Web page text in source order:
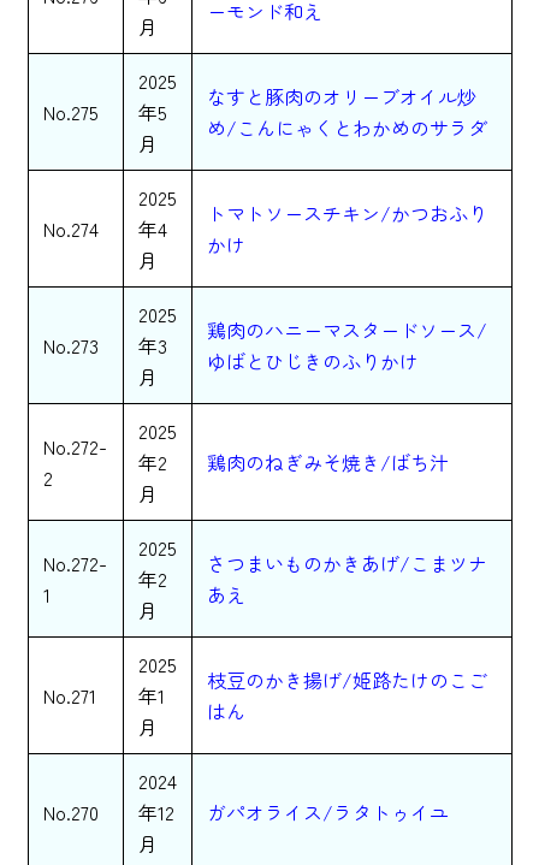
月
ーモンド和え
No.275
2025
年5
月
なすと豚肉のオリーブオイル炒
め/こんにゃくとわかめのサラダ
No.274
2025
年4
月
トマトソースチキン/かつおふり
かけ
No.273
2025
年3
月
鶏肉のハニーマスタードソース/
ゆばとひじきのふりかけ
No.272-
2
2025
年2
月
鶏肉のねぎみそ焼き/ばち汁
No.272-
1
2025
年2
月
さつまいものかきあげ/こまツナ
あえ
No.271
2025
年1
月
枝豆のかき揚げ/姫路たけのこご
はん
No.270
2024
年12
月
ガパオライス/ラタトゥイユ